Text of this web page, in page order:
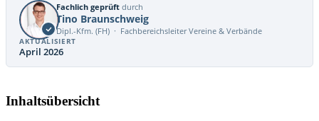
Fachlich geprüft durch
Tino Braunschweig
Dipl.-Kfm. (FH) · Fachbereichsleiter Vereine & Verbände
AKTUALISIERT
April 2026
Inhaltsübersicht